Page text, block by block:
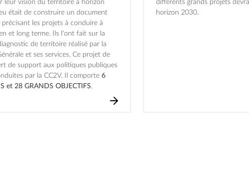
leur vision du territoire à horizon
était de construire un document
précisant les projets à conduire à
et long terme. Ils l'ont fait sur la
de territoire réalisé par la
et ses services. Ce projet de
de support aux politiques publiques
par la CC2V. Il comporte 6
et 28 GRANDS OBJECTIFS.
différents grands projets
horizon 2030.